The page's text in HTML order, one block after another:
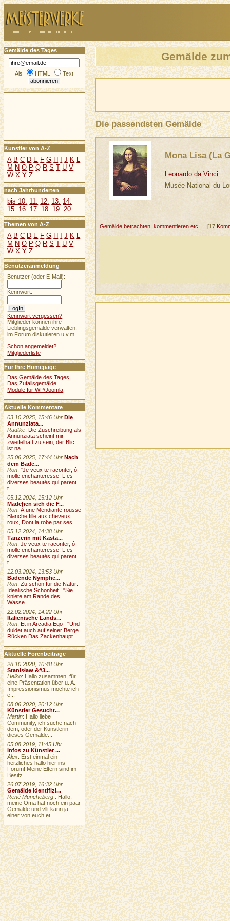
Gemälde
Die passendsten Gemälde
Mona Lisa (La
Leonardo da Vinci
Musée National du
Gemälde betrachten, kommentieren etc. ... [17
Gemälde des Tages
Als HTML Text
Künstler von A-Z
A B C D E F G H J K L
M N O P Q R S T U V
W X Y Z
nach Jahrhunderten
bis 10. 11. 12. 13. 14.
15. 16. 17. 18. 19. 20.
Themen von A-Z
A B C D E F G H I J K L
M N O P Q R S T U V
W X Y Z
Benutzeranmeldung
Benutzer (oder E-Mail):
Kennwort:
Kennwort vergessen?
Mitglieder können ihre
Lieblingsgemälde verwalten,
im Forum diskutieren u.v.m.
Schon angemeldet?
Mitgliederliste
Für Ihre Homepage
Das Gemälde des Tages
Das Zufallsgemälde
Module für WP/Joomla
Aktuelle Kommentare
03.10.2025, 15:46 Uhr Die
Annunziata...
Radtke: Die Zuschreibung als
Annunziata scheint mir
zweifelhaft zu sein, der Blic
ist na...
25.06.2025, 17:44 Uhr Nach
dem Bade...
Ron:"Je veux te raconter, ô
molle enchanteresse! L es
diverses beautés qui parent
t...
05.12.2024, 15:12 Uhr
Mädchen sich die F...
Ron:À une Mendiante rousse
Blanche fille aux cheveux
roux, Dont la robe par ses...
05.12.2024, 14:38 Uhr
Tänzerin mit Kasta...
Ron:Je veux te raconter, ô
molle enchanteresse! L es
diverses beautés qui parent
t...
12.03.2024, 13:53 Uhr
Badende Nymphe...
Ron:Zu schön für die Natur:
Idealische Schönheit ! "Sie
kniete am Rande des
Wasse...
22.02.2024, 14:22 Uhr
Italienische Lands...
Ron:Et in Arcadia Ego ! "Und
duldet auch auf seiner Berge
Rücken Das Zackenhaupt...
Aktuelle Forenbeiträge
28.10.2020, 10:48 Uhr
Stanisław &#3...
Heiko: Hallo zusammen, für
eine Präsentation über u. A.
Impressionismus möchte ich
e...
08.06.2020, 20:12 Uhr
Künstler Gesucht...
Martin: Hallo liebe
Community, ich suche nach
dem, oder der Künstlerin
dieses Gemälde...
05.08.2019, 11:45 Uhr
Infos zu Künstler ...
Alex: Erst einmal ein
herzliches hallo hier ins
Forum! Meine Eltern sind im
Besitz ...
26.07.2019, 16:32 Uhr
Gemälde identifizi...
René Müncheberg : Hallo,
meine Oma hat noch ein paar
Gemälde und vllt kann ja
einer von euch et...